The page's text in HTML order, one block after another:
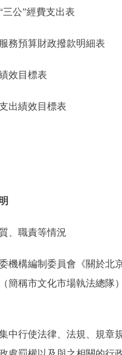
公”經費支出表
預算財政撥款明細表
效目標表
績效目標表
職責等情況
構編制委員會《關於北京
簡稱市文化市場執法總隊
行使法律、法規、規章規